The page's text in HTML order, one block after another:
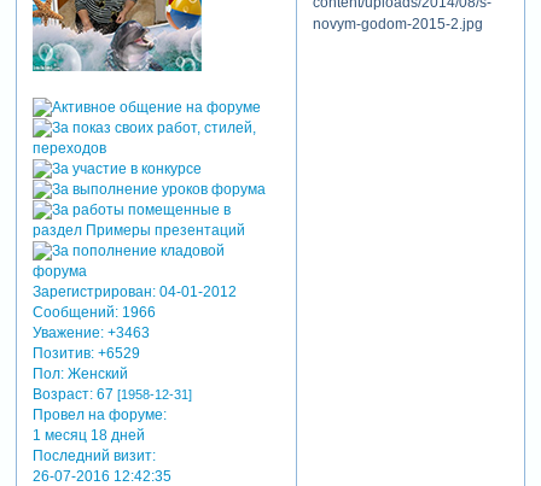
Зарегистрирован: 04-01-2012
Сообщений:1966
Уважение: +3463
Позитив: +6529
Пол:Женский
Возраст:67 [1958-12-31]
Провел на форуме:
1 месяц 18 дней
Последний визит:
26-07-2016 12:42:35